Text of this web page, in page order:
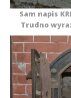
Sam napis
Trudno